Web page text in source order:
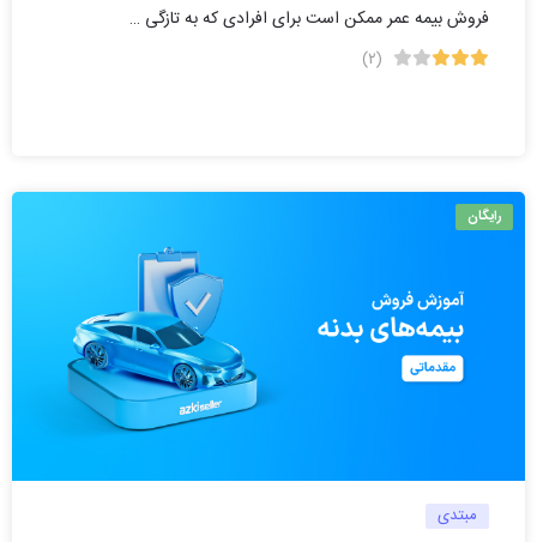
فروش بیمه عمر ممکن است برای افرادی که به تازگی …
(۲)
رایگان
مبتدی